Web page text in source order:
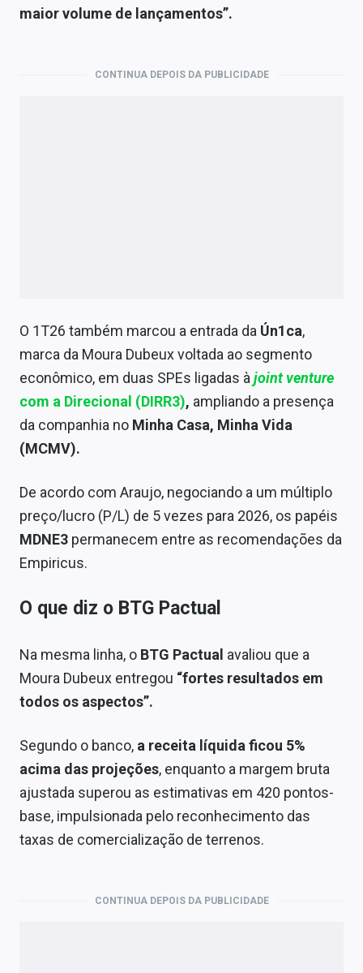
maior volume de lançamentos”.
CONTINUA DEPOIS DA PUBLICIDADE
O 1T26 também marcou a entrada da Ún1ca,
marca da Moura Dubeux voltada ao segmento
econômico, em duas SPEs ligadas àjoint venture
com a Direcional (DIRR3), ampliando a presença
da companhia no Minha Casa, Minha Vida
(MCMV).
De acordo com Araujo, negociando a um múltiplo
preço/lucro (P/L) de 5 vezes para 2026, os papéis
MDNE3 permanecem entre as recomendações da
Empiricus.
O que diz o BTG Pactual
Na mesma linha, o BTG Pactual avaliou que a
Moura Dubeux entregou “fortes resultados em
todos os aspectos”.
Segundo o banco, a receita líquida ficou 5%
acima das projeções, enquanto a margem bruta
ajustada superou as estimativas em 420 pontos-
base, impulsionada pelo reconhecimento das
taxas de comercialização de terrenos.
CONTINUA DEPOIS DA PUBLICIDADE